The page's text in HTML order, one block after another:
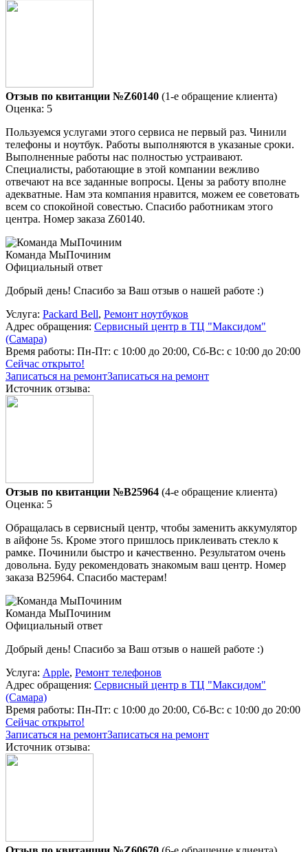
Отзыв по квитанции №Z60140 (1-е обращение клиента)
Оценка: 5
Пользуемся услугами этого сервиса не первый раз. Чинили
телефоны и ноутбук. Работы выполняются в указаные сроки.
Выполненные работы нас полностью устраивают.
Специалисты, работающие в этой компании вежливо
отвечают на все заданные вопросы. Цены за работу вполне
адекватные. Нам эта компания нравится, можем ее советовать
всем со спокойной совестью. Спасибо работникам этого
центра. Номер заказа Z60140.
Команда МыПочиним
Официальный ответ
Добрый день! Спасибо за Ваш отзыв о нашей работе :)
Услуга: Packard Bell, Ремонт ноутбуков
Адрес обращения: Сервисный центр в ТЦ "Максидом"
(Самара)
Время работы: Пн-Пт: с 10:00 до 20:00, Сб-Вс: с 10:00 до 20:00
Сейчас открыто!
Записаться на ремонтЗаписаться на ремонт
Источник отзыва:
Отзыв по квитанции №B25964 (4-е обращение клиента)
Оценка: 5
Обращалась в сервисный центр, чтобы заменить аккумулятор
в айфоне 5s. Кроме этого пришлось приклеивать стекло к
рамке. Починили быстро и качественно. Результатом очень
довольна. Буду рекомендовать знакомым ваш центр. Номер
заказа В25964. Спасибо мастерам!
Команда МыПочиним
Официальный ответ
Добрый день! Спасибо за Ваш отзыв о нашей работе :)
Услуга: Apple, Ремонт телефонов
Адрес обращения: Сервисный центр в ТЦ "Максидом"
(Самара)
Время работы: Пн-Пт: с 10:00 до 20:00, Сб-Вс: с 10:00 до 20:00
Сейчас открыто!
Записаться на ремонтЗаписаться на ремонт
Источник отзыва: